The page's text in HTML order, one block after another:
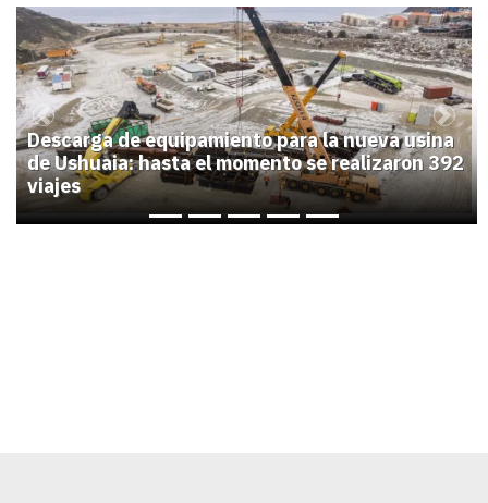
1
Descarga de equipamiento para la nueva usina
de Ushuaia: hasta el momento se realizaron 392
viajes
Previous Next